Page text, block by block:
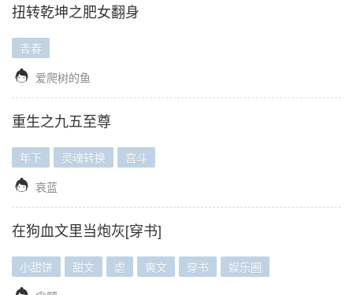
扭转乾坤之肥女翻身
青春
 爱爬树的鱼
重生之九五至尊
年下 灵魂转换 宫斗
 哀蓝
在狗血文里当炮灰[穿书]
小甜饼 甜文 虐 爽文 穿书 娱乐圈